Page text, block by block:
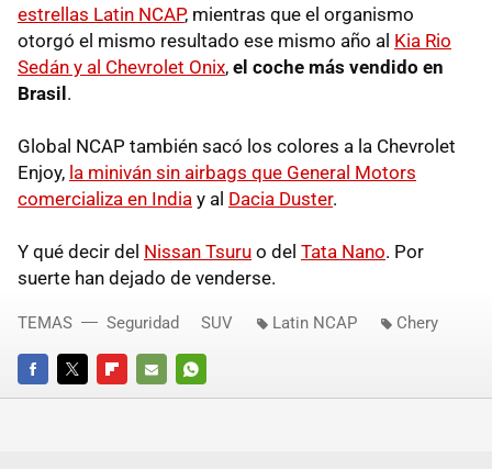
estrellas Latin NCAP, mientras que el organismo
otorgó el mismo resultado ese mismo año al Kia Rio
Sedán y al Chevrolet Onix, el coche más vendido en
Brasil.
Global NCAP también sacó los colores a la Chevrolet
Enjoy, la miniván sin airbags que General Motors
comercializa en India y al Dacia Duster.
Y qué decir del Nissan Tsuru o del Tata Nano. Por
suerte han dejado de venderse.
FACEBOOKTWITTERFLIPBOARD
E-
WHATSAPP
TEMAS Seguridad SUV Latin NCAP Chery